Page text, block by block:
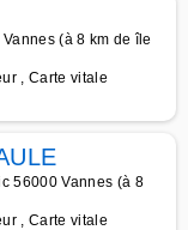
(à 8 km de île
, Carte vitale
56000 Vannes (à 8
, Carte vitale